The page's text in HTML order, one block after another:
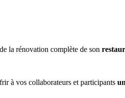
la rénovation complète de son
à vos collaborateurs et participants